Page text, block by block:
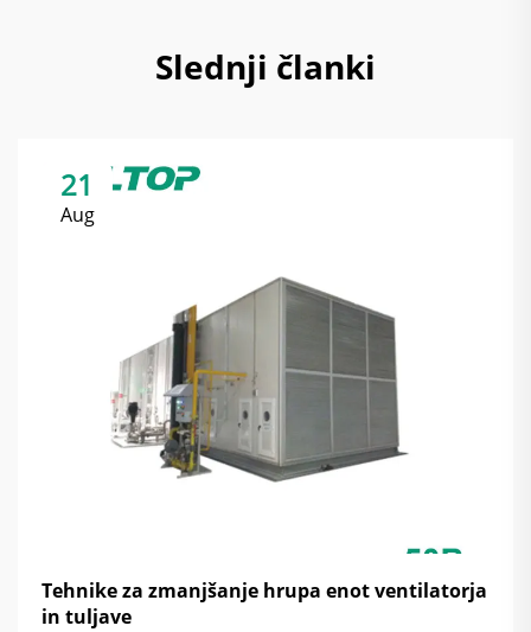
Slednji članki
21
Aug
Tehnike za zmanjšanje hrupa enot ventilatorja
in tuljave